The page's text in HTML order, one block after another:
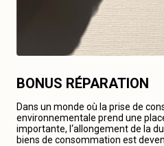
BONUS RÉPARATION
Dans un monde où la prise de
environnementale prend une
importante, l‘allongement de la
biens de consommation est